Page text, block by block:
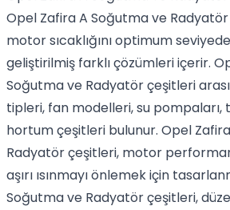
Opel Zafira A Soğutma ve
motor sıcaklığını optimum
geliştirilmiş farklı çözümleri içerir.
Soğutma ve Radyatör çeşitleri
tipleri, fan modelleri, su
hortum çeşitleri bulunur. Opel
Radyatör çeşitleri, motor
aşırı ısınmayı önlemek için
Soğutma ve Radyatör çeşitleri,